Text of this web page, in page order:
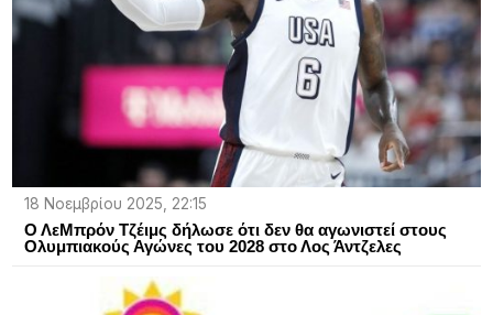
18 Νοεμβρίου 2025, 22:15
Ο ΛεΜπρόν Τζέιμς δήλωσε ότι δεν θα αγωνιστεί στους
Ολυμπιακούς Αγώνες του 2028 στο Λος Άντζελες